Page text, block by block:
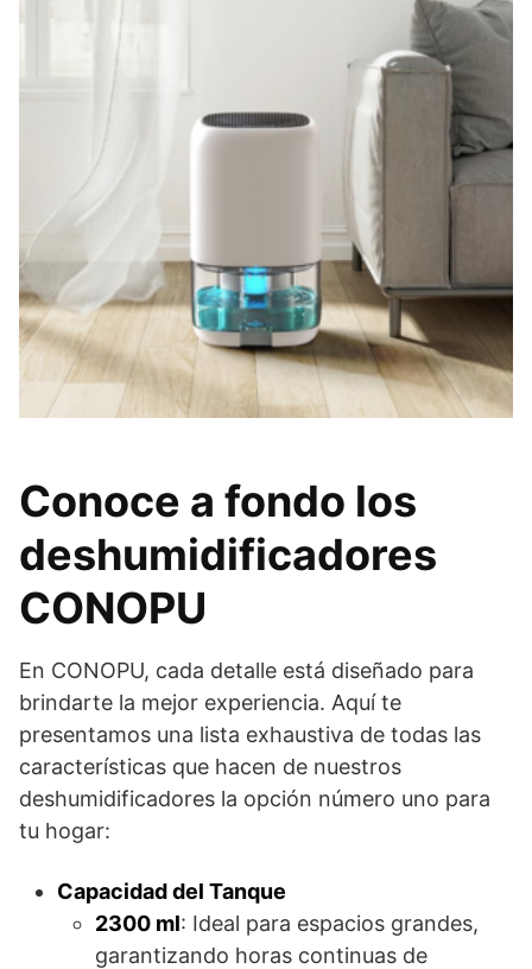
Conoce a fondo los
deshumidificadores
CONOPU
En CONOPU, cada detalle está diseñado para
brindarte la mejor experiencia. Aquí te
presentamos una lista exhaustiva de todas las
características que hacen de nuestros
deshumidificadores la opción número uno para
tu hogar:
Capacidad del Tanque
2300 ml: Ideal para espacios grandes,
garantizando horas continuas de